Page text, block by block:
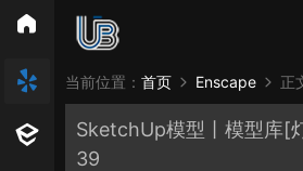
所有分类
Enscape PB3构件
当前位置： 首页 Enscape 正
SketchUp模型丨模型库[
39